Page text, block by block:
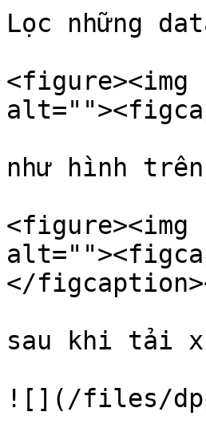
Lọc những
<figure><img
như hình
<figure><img
</
sau khi tải